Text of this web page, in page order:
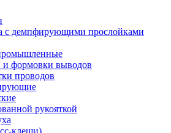
с демпфирующими прослойками
и формовки выводов
проводов
рукояткой